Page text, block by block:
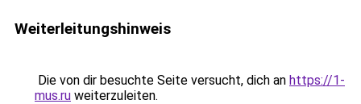
Weiterleitungshinweis
Die von dir besuchte Seite versucht, dich an https://1-
mus.ru weiterzuleiten.